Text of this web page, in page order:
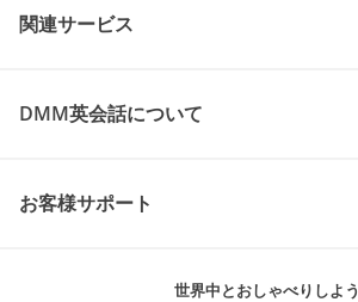
関連サービス
DMM英会話について
お客様サポート
世界中とおしゃべりしよう